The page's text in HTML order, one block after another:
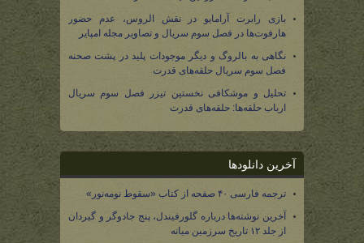
بازی رابرت آرامایو در نقش الروس، عدم حضور
هارفوت‌ها در فصل سوم سریال و تصاویر مجله امپایر
نگاهی به بالروگ و دیگر موجودات پلید در پشت صحنه
فصل سوم سریال حلقه‌های قدرت
تحلیل و موشکافی نخستین تیزر فصل سوم سریال
ارباب حلقه‌ها: حلقه‌های قدرت
آخرین دانلودها
ترجمه فارسی ۴۰ صفحه از کتاب «سقوط نومه‌نور»
آخرین نوشته‌ها درباره گلورفیندل، پنج جادوگر و گیردان
از جلد ۱۲ تاریخ سرزمین میانه